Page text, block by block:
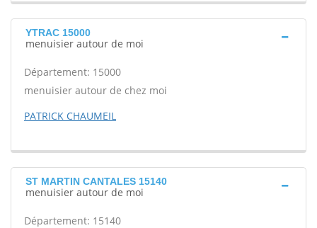
YTRAC 15000
menuisier autour de moi
Département: 15000
menuisier autour de chez moi
PATRICK CHAUMEIL
ST MARTIN CANTALES 15140
menuisier autour de moi
Département: 15140